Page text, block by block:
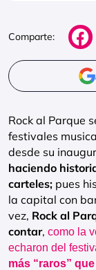
Comparte:
Rock al Parque
festivales
desde su
haciendo
carteles; pues
la capital con
vez, Rock al
contar, como la
echaron del
más “raros”